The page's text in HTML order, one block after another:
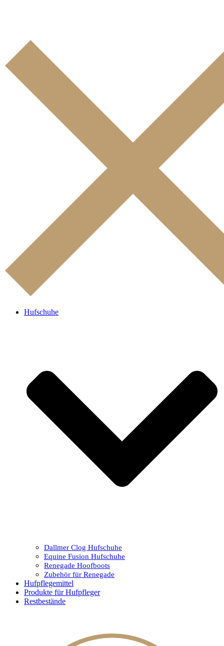
Hufschuhe
Dallmer Clog Hufschuhe
Equine Fusion Hufschuhe
Renegade Hoofboots
Zubehör für Renegade
Hufpflegemittel
Produkte für Hufpfleger
Restbestände